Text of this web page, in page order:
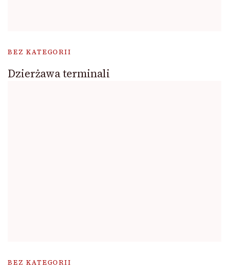
BEZ KATEGORII
Dzierżawa terminali
BEZ KATEGORII